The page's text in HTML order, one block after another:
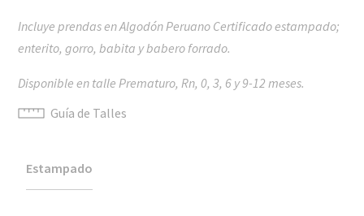
Incluye prendas en Algodón Peruano Certificado estampado;
enterito, gorro, babita y babero forrado.
Disponible en talle Prematuro, Rn, 0, 3, 6 y 9-12 meses.
Guía de Talles
Estampado